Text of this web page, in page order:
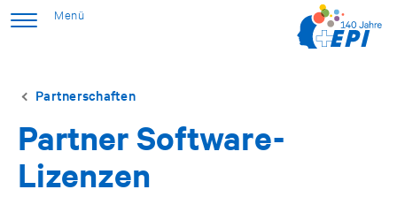
Partnerschaften
Partner Software-
Lizenzen